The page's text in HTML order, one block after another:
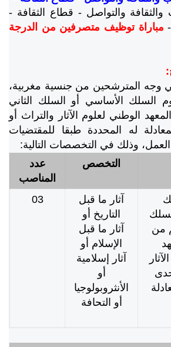
والتواصل - قطاع الثقافة -
مباراة توظيف متصرفين من الدرجة
وجه المترشحين من جنسية مغربية،
السلك الأساسي أو السلك الثاني
الوطني لعلوم الآثار والتراث أو
له المحددة طبقا للمقتضيات
العمل، وذلك في التخصصات التالية:
عدد
المناصب
التخصص
03
آثار ما قبل
التاريخ أو
آثار ما قبل
الإسلام أو
آثار إسلامية
أو
الأنثروبولوجيا
أو التحافة
من